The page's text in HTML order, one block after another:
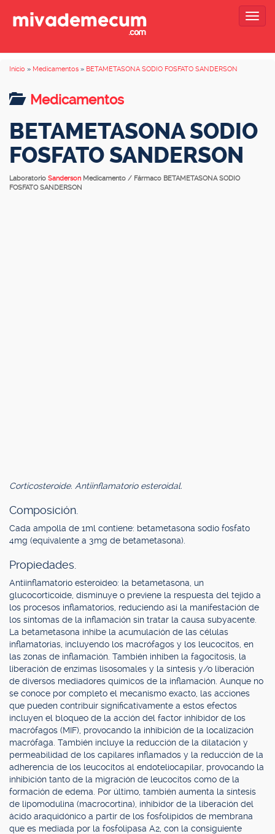
Inicio » Medicamentos » BETAMETASONA SODIO FOSFATO SANDERSON
Medicamentos
BETAMETASONA SODIO
FOSFATO SANDERSON
Laboratorio Sanderson Medicamento / Fármaco BETAMETASONA SODIO
FOSFATO SANDERSON
Corticosteroide. Antiinflamatorio esteroidal.
Composición.
Cada ampolla de 1ml contiene: betametasona sodio fosfato
4mg (equivalente a 3mg de betametasona).
Propiedades.
Antiinflamatorio esteroideo: la betametasona, un
glucocorticoide, disminuye o previene la respuesta del tejido a
los procesos inflamatorios, reduciendo así la manifestación de
los síntomas de la inflamación sin tratar la causa subyacente.
La betametasona inhibe la acumulación de las células
inflamatorias, incluyendo los macrófagos y los leucocitos, en
las zonas de inflamación. También inhiben la fagocitosis, la
liberación de enzimas lisosomales y la síntesis y/o liberación
de diversos mediadores químicos de la inflamación. Aunque no
se conoce por completo el mecanismo exacto, las acciones
que pueden contribuir significativamente a estos efectos
incluyen el bloqueo de la acción del factor inhibidor de los
macrófagos (MIF), provocando la inhibición de la localización
macrófaga. También incluye la reducción de la dilatación y
permeabilidad de los capilares inflamados y la reducción de la
adherencia de los leucocitos al endoteliocapilar, provocando la
inhibición tanto de la migración de leucocitos como de la
formación de edema. Por último, también aumenta la síntesis
de lipomodulina (macrocortina), inhibidor de la liberación del
ácido araquidónico a partir de los fosfolípidos de membrana
que es mediada por la fosfolipasa A2, con la consiguiente